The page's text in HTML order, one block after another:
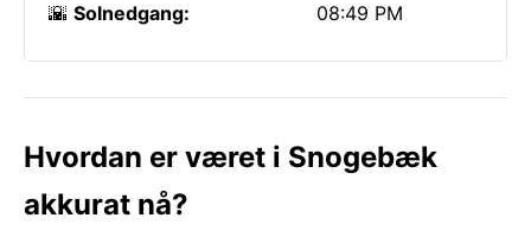
🌇 Solnedgang: 08:49 PM
Hvordan er været i Snogebæk
akkurat nå?